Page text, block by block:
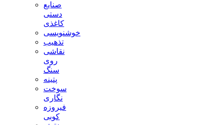
صنایع
دستی
کاغذی
خوشنویسی
تذهیب
نقاشی
روی
سنگ
پتینه
سوخت
نگاری
فیروزه
کوبی